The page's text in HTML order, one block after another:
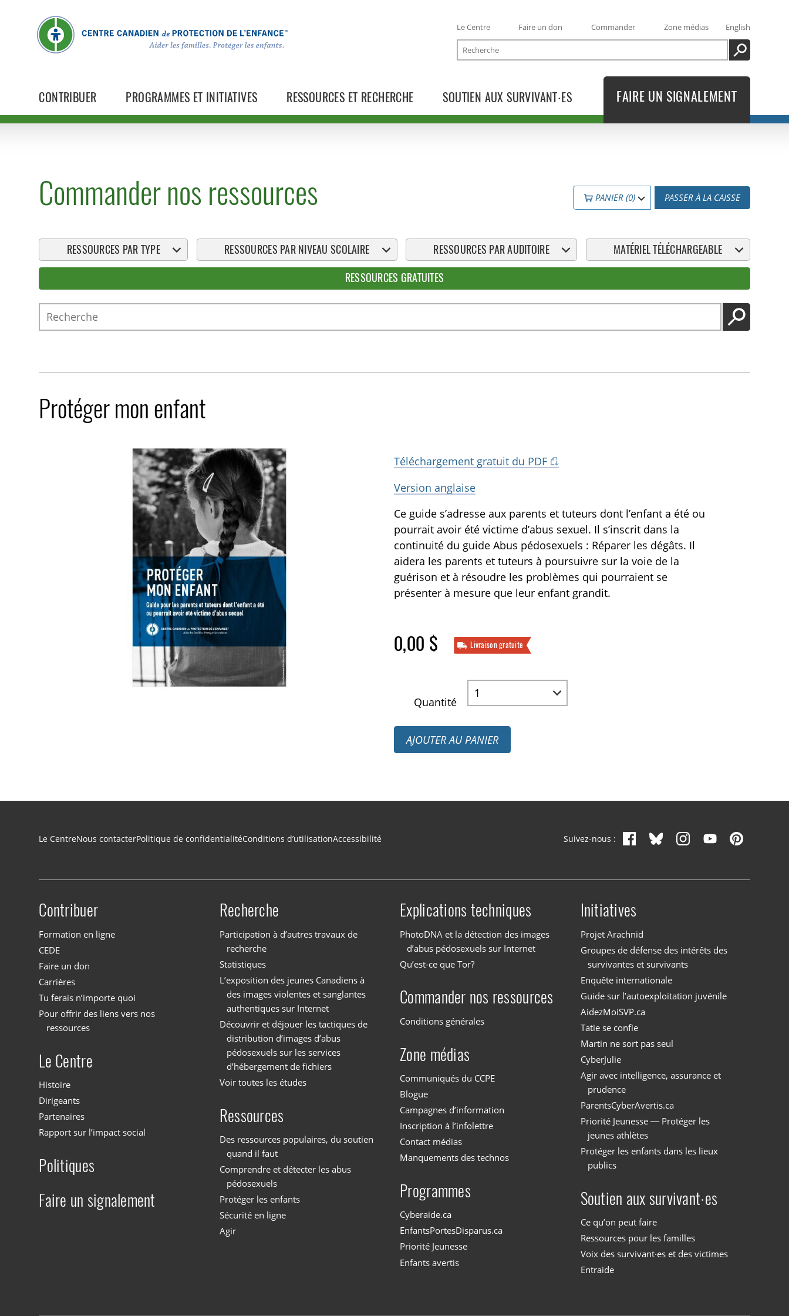
CONTRIBUER PROGRAMMES ET INITIATIVES RESSOURCES ET RECHERCHE SOUTIEN AUX SURVIVANT·ES
Le Centre Faire un don Commander Zone médias
English
Recherche
RECHERCHE
FAIRE UN SIGNALEMENT
Commander nos ressources PANIER (0) PASSER À LA CAISSE
RESSOURCES PAR TYPE RESSOURCES PAR NIVEAU SCOLAIRE RESSOURCES PAR AUDITOIRE MATÉRIEL TÉLÉCHARGEABLE
RESSOURCES GRATUITES
Recherche
LANCER
Protéger mon enfant
Téléchargement gratuit du PDF
Version anglaise
Ce guide s’adresse aux parents et tuteurs dont l’enfant a été ou
pourrait avoir été victime d’abus sexuel. Il s’inscrit dans la
continuité du guide Abus pédosexuels : Réparer les dégâts. Il
aidera les parents et tuteurs à poursuivre sur la voie de la
guérison et à résoudre les problèmes qui pourraient se
présenter à mesure que leur enfant grandit.
0,00 $ Livraison gratuite
Quantité
AJOUTER AU PANIER
Navigation du pied de page
Le CentreNous contacterPolitique de confidentialitéConditions d’utilisationAccessibilité Suivez-nous :
Site menu
Contribuer
Formation en ligne
CEDE
Faire un don
Carrières
Tu ferais n’importe quoi
Pour offrir des liens vers nos
ressources
Le Centre
Histoire
Dirigeants
Partenaires
Rapport sur l’impact social
Politiques
Faire un signalement
Recherche
Participation à d’autres travaux de
recherche
Statistiques
L’exposition des jeunes Canadiens à
des images violentes et sanglantes
authentiques sur Internet
Découvrir et déjouer les tactiques de
distribution d’images d’abus
pédosexuels sur les services
d’hébergement de fichiers
Voir toutes les études
Ressources
Des ressources populaires, du soutien
quand il faut
Comprendre et détecter les abus
pédosexuels
Protéger les enfants
Sécurité en ligne
Agir
Explications techniques
PhotoDNA et la détection des images
d’abus pédosexuels sur Internet
Qu’est-ce que Tor?
Commander nos ressources
Conditions générales
Zone médias
Communiqués du CCPE
Blogue
Campagnes d’information
Inscription à l’infolettre
Contact médias
Manquements des technos
Programmes
Cyberaide.ca
EnfantsPortesDisparus.ca
Priorité Jeunesse
Enfants avertis
Initiatives
Projet Arachnid
Groupes de défense des intérêts des
survivantes et survivants
Enquête internationale
Guide sur l’autoexploitation juvénile
AidezMoiSVP.ca
Tatie se confie
Martin ne sort pas seul
CyberJulie
Agir avec intelligence, assurance et
prudence
ParentsCyberAvertis.ca
Priorité Jeunesse — Protéger les
jeunes athlètes
Protéger les enfants dans les lieux
publics
Soutien aux survivant·es
Ce qu’on peut faire
Ressources pour les familles
Voix des survivant·es et des victimes
Entraide